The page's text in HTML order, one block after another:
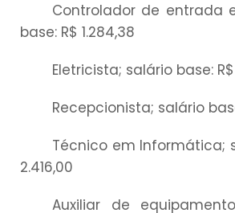
Controlador de entrada
base: R$ 1.284,38
Eletricista; salário base: R$
Recepcionista; salário
Técnico em Informática;
2.416,00
Auxiliar de